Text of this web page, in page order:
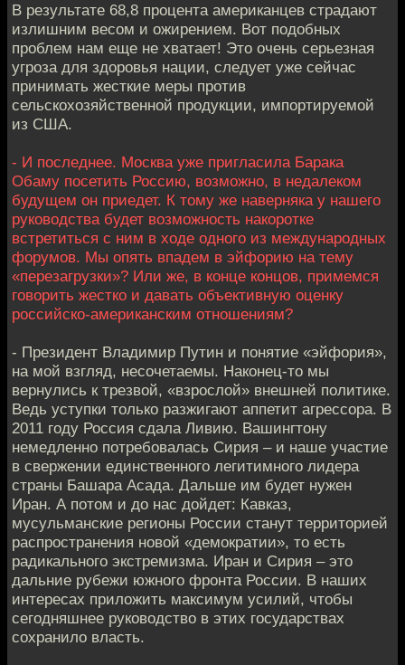
В результате 68,8 процента американцев страдают
излишним весом и ожирением. Вот подобных
проблем нам еще не хватает! Это очень серьезная
угроза для здоровья нации, следует уже сейчас
принимать жесткие меры против
сельскохозяйственной продукции, импортируемой
из США.
- И последнее. Москва уже пригласила Барака
Обаму посетить Россию, возможно, в недалеком
будущем он приедет. К тому же наверняка у нашего
руководства будет возможность накоротке
встретиться с ним в ходе одного из международных
форумов. Мы опять впадем в эйфорию на тему
«перезагрузки»? Или же, в конце концов, примемся
говорить жестко и давать объективную оценку
российско-американским отношениям?
- Президент Владимир Путин и понятие «эйфория»,
на мой взгляд, несочетаемы. Наконец-то мы
вернулись к трезвой, «взрослой» внешней политике.
Ведь уступки только разжигают аппетит агрессора. В
2011 году Россия сдала Ливию. Вашингтону
немедленно потребовалась Сирия – и наше участие
в свержении единственного легитимного лидера
страны Башара Асада. Дальше им будет нужен
Иран. А потом и до нас дойдет: Кавказ,
мусульманские регионы России станут территорией
распространения новой «демократии», то есть
радикального экстремизма. Иран и Сирия – это
дальние рубежи южного фронта России. В наших
интересах приложить максимум усилий, чтобы
сегодняшнее руководство в этих государствах
сохранило власть.